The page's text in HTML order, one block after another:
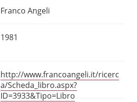
Franco Angeli
1981
http://www.francoangeli.it/ricerc
a/Scheda_libro.aspx?
ID=3933&Tipo=Libro